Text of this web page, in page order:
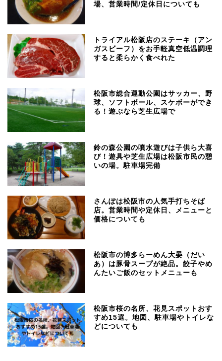
場、営業時間/定休日についても
トライアル松阪店のステーキ（アン
ガスビーフ）をお手軽真空低温調理
すると柔らかく食べれた
松阪市総合運動公園はサッカー、野
球、ソフトボール、スケボーができ
る！遊ぶなら芝生広場で
鈴の森公園の噴水遊びは子供ら大喜
び！遊具や芝生広場は松阪市民の憩
いの場。駐車場完備
さんぽは松阪市の人気手打ちそば
店。営業時間や定休日、メニューと
価格についても
松阪市の博多らーめん大晏（だい
あ）は豚骨スープが絶品。餃子やめ
んたいご飯のセットメニューも
松阪市桜の名所、花見スポットおす
すめ15選。地図、駐車場やトイレな
どについても